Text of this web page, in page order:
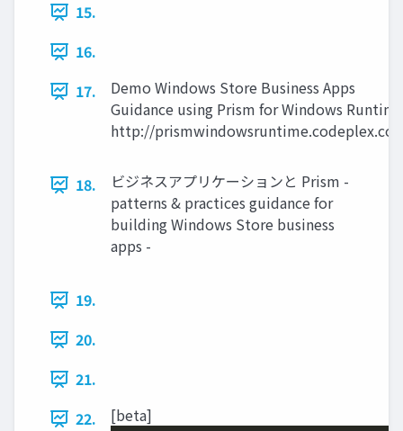
15.
16.
17.
Demo Windows Store Business Apps
Guidance using Prism for Windows
http://
18.
ビジネスアプリケーションと Prism -
patterns & practices guidance for
building Windows Store business
apps -
19.
20.
21.
22.
[beta]